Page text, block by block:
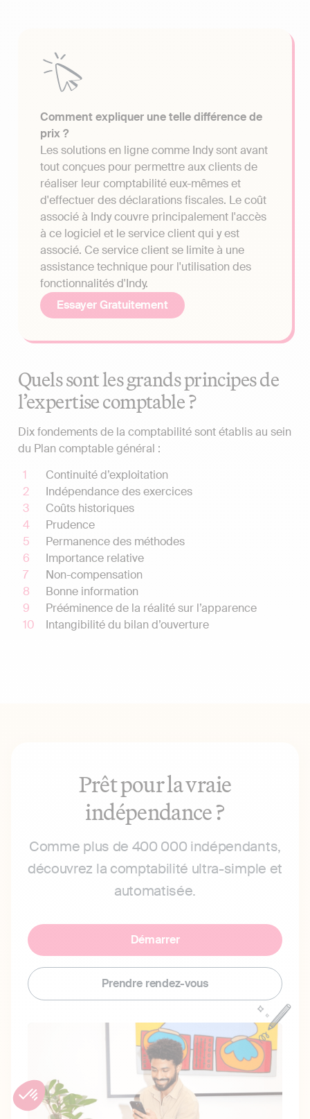
Comment expliquer une telle différence de
prix ?
Les solutions en ligne comme Indy sont avant
tout conçues pour permettre aux clients de
réaliser leur comptabilité eux-mêmes et
d'effectuer des déclarations fiscales. Le coût
associé à Indy couvre principalement l'accès
à ce logiciel et le service client qui y est
associé. Ce service client se limite à une
assistance technique pour l'utilisation des
fonctionnalités d'Indy.
Essayer Gratuitement
Quels sont les grands principes de
l’expertise comptable ?
Dix fondements de la comptabilité sont établis au sein
du Plan comptable général :
Continuité d’exploitation
Indépendance des exercices
Coûts historiques
Prudence
Permanence des méthodes
Importance relative
Non-compensation
Bonne information
Prééminence de la réalité sur l’apparence
Intangibilité du bilan d’ouverture
Prêt pour la vraie
indépendance ?
Comme plus de 400 000 indépendants,
découvrez la comptabilité ultra-simple et
automatisée.
Démarrer
Prendre rendez-vous